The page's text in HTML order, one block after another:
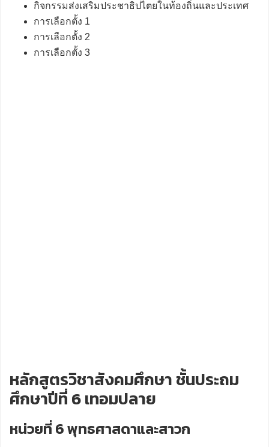
กิจกรรมส่งเสริมประชาธิปไตยในท้องถิ่นและประเทศ
การเลือกตั้ง 1
การเลือกตั้ง 2
การเลือกตั้ง 3
หลักสูตรวิชาสังคมศึกษา ชั้นประถม
ศึกษาปีที่ 6 เทอมปลาย
หน่วยที่ 6 พุทธศาสดาและสาวก